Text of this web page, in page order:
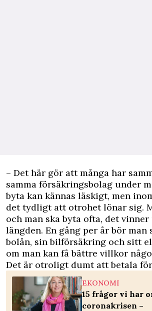
– Det här gör att många har
samma försäkringsbolag under
byta kan kännas läskigt, men
det tydligt att otrohet lönar sig.
och man ska byta ofta, det vinner
längden. En gång per år bör man
bolån, sin bilförsäkring och sitt
om man kan få bättre villkor
Det är otroligt dumt att betala
EKONOMI
15 frågor vi har
coronakrisen –